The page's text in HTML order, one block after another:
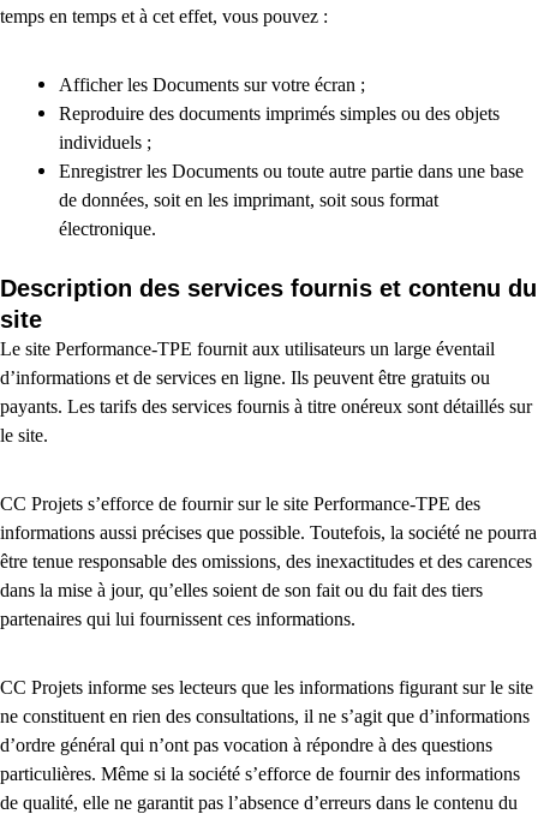
temps en temps et à cet effet, vous pouvez :
Afficher les Documents sur votre écran ;
Reproduire des documents imprimés simples ou des objets
individuels ;
Enregistrer les Documents ou toute autre partie dans une base
de données, soit en les imprimant, soit sous format
électronique.
Description des services fournis et contenu du
site
Le site Performance-TPE fournit aux utilisateurs un large éventail
d’informations et de services en ligne. Ils peuvent être gratuits ou
payants. Les tarifs des services fournis à titre onéreux sont détaillés sur
le site.
CC Projets s’efforce de fournir sur le site Performance-TPE des
informations aussi précises que possible. Toutefois, la société ne pourra
être tenue responsable des omissions, des inexactitudes et des carences
dans la mise à jour, qu’elles soient de son fait ou du fait des tiers
partenaires qui lui fournissent ces informations.
CC Projets informe ses lecteurs que les informations figurant sur le site
ne constituent en rien des consultations, il ne s’agit que d’informations
d’ordre général qui n’ont pas vocation à répondre à des questions
particulières. Même si la société s’efforce de fournir des informations
de qualité, elle ne garantit pas l’absence d’erreurs dans le contenu du